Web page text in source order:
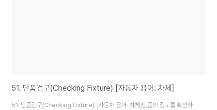
51. 단품검구(Checking Fixture) [자동차 용어: 차체]
51. 단품검구(Checking Fixture) [자동차 용어: 차체]단품의 정도를 확인하